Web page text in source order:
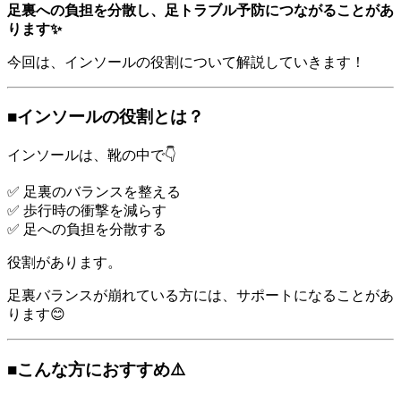
足裏への負担を分散し、足トラブル予防につながることがあ
ります✨
今回は、インソールの役割について解説していきます！
■インソールの役割とは？
インソールは、靴の中で👇
✅ 足裏のバランスを整える
✅ 歩行時の衝撃を減らす
✅ 足への負担を分散する
役割があります。
足裏バランスが崩れている方には、サポートになることがあ
ります😊
■こんな方におすすめ⚠️